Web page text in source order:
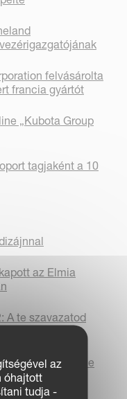
felvásárolta
francia gyártót
„Kubota Group
tagjaként a 10
az Elmia
A te szavazatod
Group France
az
óhajtott
tudja -